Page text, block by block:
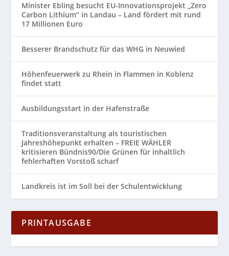
Minister Ebling besucht EU-Innovationsprojekt „Zero
Carbon Lithium“ in Landau – Land fördert mit rund
17 Millionen Euro
Besserer Brandschutz für das WHG in Neuwied
Höhenfeuerwerk zu Rhein in Flammen in Koblenz
findet statt
Ausbildungsstart in der Hafenstraße
Traditionsveranstaltung als touristischen
Jahreshöhepunkt erhalten – FREIE WÄHLER
kritisieren Bündnis90/Die Grünen für inhaltlich
fehlerhaften Vorstoß scharf
Landkreis ist im Soll bei der Schulentwicklung
PRINTAUSGABE